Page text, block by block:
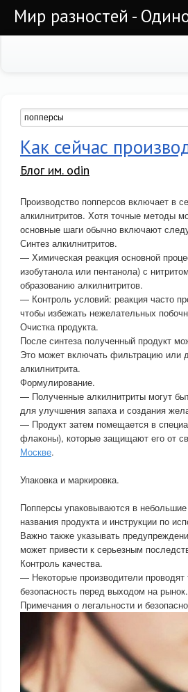
Мир разностей -
Как сейчас
Блог им. odin
Производство попперсов включает в
алкилнитритов. Хотя точные методы
основные шаги обычно включают
Синтез алкилнитритов.
— Химическая реакция основной
изобутанола или пентанола) с
образованию алкилнитритов.
— Контроль условий: реакция часто
чтобы избежать нежелательных
Очистка продукта.
После синтеза полученный продукт
Это может включать фильтрацию или
алкилнитрита.
Формулирование.
— Полученные алкилнитриты могут
для улучшения запаха и создания
— Продукт затем помещается в
флаконы), которые защищают его от
Москве.
Упаковка и маркировка.
Попперсы упаковываются в
названия продукта и инструкции по
Важно также указывать
может привести к серьезным
Контроль качества.
— Некоторые производители проводят
безопасность перед выходом на рынок.
Примечания о легальности и